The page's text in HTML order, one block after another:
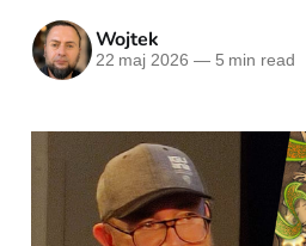
Wojtek
22 maj 2026 —5 min read